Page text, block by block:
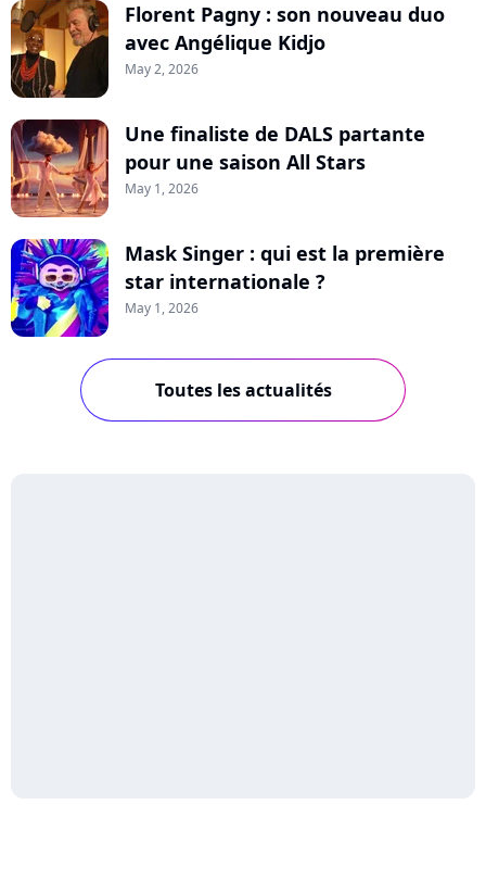
Florent Pagny : son nouveau duo
avec Angélique Kidjo
May 2, 2026
Une finaliste de DALS partante
pour une saison All Stars
May 1, 2026
Mask Singer : qui est la première
star internationale ?
May 1, 2026
Toutes les actualités